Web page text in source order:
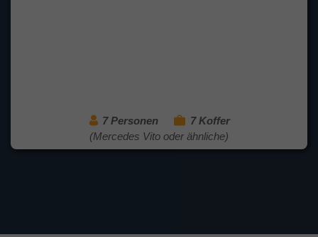
7 Personen
7 Koffer
(Mercedes Vito oder ähnliche)